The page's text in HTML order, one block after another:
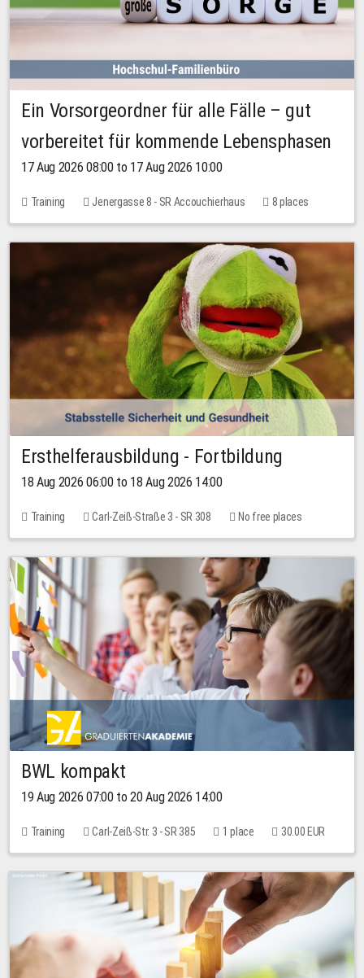
Ein Vorsorgeordner für alle Fälle – gut
vorbereitet für kommende Lebensphasen
17 Aug 2026 08:00 to 17 Aug 2026 10:00
Training Jenergasse 8 - SR Accouchierhaus 8 places
Ersthelferausbildung - Fortbildung
18 Aug 2026 06:00 to 18 Aug 2026 14:00
Training Carl-Zeiß-Straße 3 - SR 308 No free places
BWL kompakt
19 Aug 2026 07:00 to 20 Aug 2026 14:00
Training Carl-Zeiß-Str. 3 - SR 385 1 place 30.00 EUR